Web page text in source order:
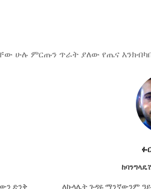
ሁሉ ምርጡን ጥራት ያለው የጤና
ድንቅ
ለኩላሊት ጉዳዬ ማንኛውንም